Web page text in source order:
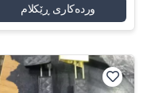
وردەکاری ڕێکلام